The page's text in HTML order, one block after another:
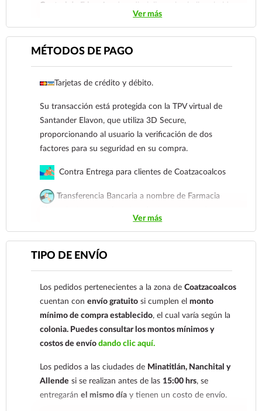
Control de Frizz:
Ayuda a disciplinar el cabello rebelde
y sella las puntas abiertas de forma inmediata.
protectora que ayuda a minimizar el daño causado por
saludable sin dejar una sensación grasosa o pesada.
Aroma Delicioso:Enriquecida con una fragancia
fresca a uva que deja tu cabello con un aroma
agradable por más tiempo.
Tamaño Práctico:Su presentación de 30 ml es ideal
cualquier momento.
Modo de uso:
en la palma de tus manos, frota para distribuir el
producto y aplica uniformemente sobre el cabello
limpio, ya sea seco o húmedo, de medios a puntas. No
Tarjetas de crédito y débito.
Su transacción está protegida con la TPV virtual
de Santander Elavon, que utiliza 3D Secure,
proporcionando al usuario la verificación de dos
factores para su seguridad en su compra.
Contra Entrega para clientes de
Coatzacoalcos
Ver más
MÉTODOS DE PAGO
Tarjetas de crédito y débito.
Su transacción está protegida con la TPV virtual de
Santander Elavon, que utiliza 3D Secure,
proporcionando al usuario la verificación de dos
factores para su seguridad en su compra.
Contra Entrega para clientes de Coatzacoalcos
Transferencia Bancaria a nombre de Farmacia
cuenta: Clave: 014854655008143954
Para esta forma de pago el cliente deberá enviar su
comprobante de pago a al siguiente correo
nuestro
921 261 8491
Ver más
TIPO DE ENVÍO
Los pedidos pertenecientes a la zona deCoatzacoalcos
cuentan conenvío gratuito si cumplen elmonto
mínimo de compra establecido, el cual varía según la
colonia. Puedes consultar los montos mínimos y
costos de envíodando clic aquí.
Los pedidos a las ciudades de Minatitlán, Nanchital y
Allende si se realizan antes de las 15:00 hrs, se
entregaránel mismo día y tienen un costo de envío.